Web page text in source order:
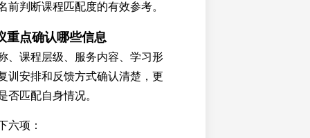
前判断课程匹配度的有效参考。
重点确认哪些信息
、课程层级、服务内容、学习形
训安排和反馈方式确认清楚，更
否匹配自身情况。
六项：